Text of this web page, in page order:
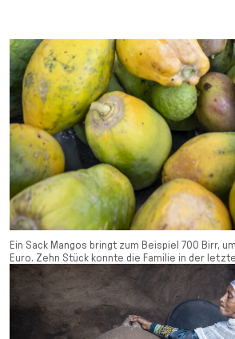
Ein Sack Mangos bringt zum Beispiel 700 Birr,
Euro. Zehn Stück konnte die Familie in der